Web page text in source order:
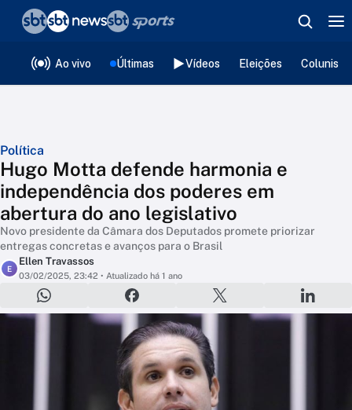
Ao vivo Últimas Vídeos Eleições
Política
Hugo Motta defende harmonia e
independência dos poderes em
abertura do ano legislativo
Novo presidente da Câmara dos Deputados promete priorizar
entregas concretas e avanços para o Brasil
E
Ellen Travassos
03/02/2025, 23:42 • Atualizado há 1 ano
❮voltar
Editorias